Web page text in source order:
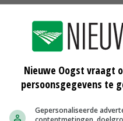
vindt dat de veestapel
en dat Nederland te
mogelijkheid dat
Nieuwe Oogst vraagt
persoonsgegevens te
Gepersonaliseerde